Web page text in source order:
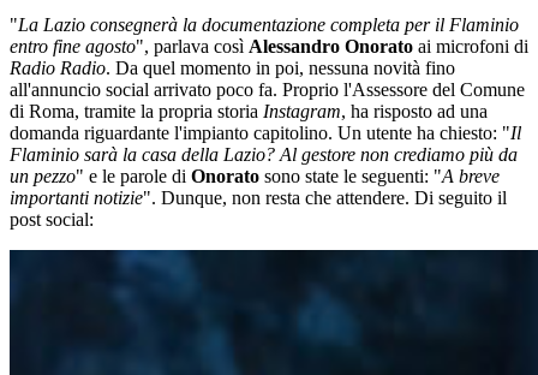
"La Lazio consegnerà la documentazione completa per il Flaminio
entro fine agosto", parlava così Alessandro Onorato ai microfoni di
Radio Radio. Da quel momento in poi, nessuna novità fino
all'annuncio social arrivato poco fa. Proprio l'Assessore del Comune
di Roma, tramite la propria storia Instagram, ha risposto ad una
domanda riguardante l'impianto capitolino. Un utente ha chiesto: "Il
Flaminio sarà la casa della Lazio? Al gestore non crediamo più da
un pezzo" e le parole di Onorato sono state le seguenti: "A breve
importanti notizie". Dunque, non resta che attendere. Di seguito il
post social: